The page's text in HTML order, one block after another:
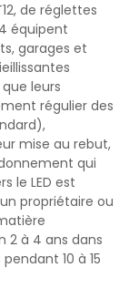
de réglettes
équipent
garages et
leurs
régulier des
mise au rebut,
qui
le LED est
propriétaire ou
2 à 4 ans dans
10 à 15